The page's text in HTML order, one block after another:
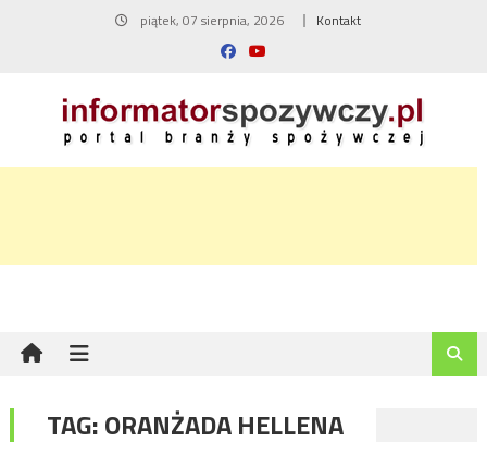
piątek, 07 sierpnia, 2026 Kontakt
TAG:ORANŻADA HELLENA